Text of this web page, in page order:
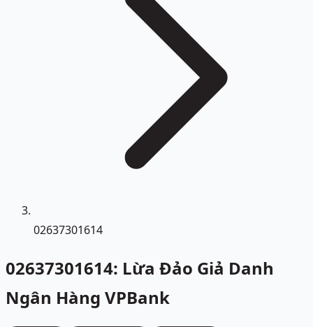
02637301614
02637301614: Lừa Đảo Giả Danh
Ngân Hàng VPBank